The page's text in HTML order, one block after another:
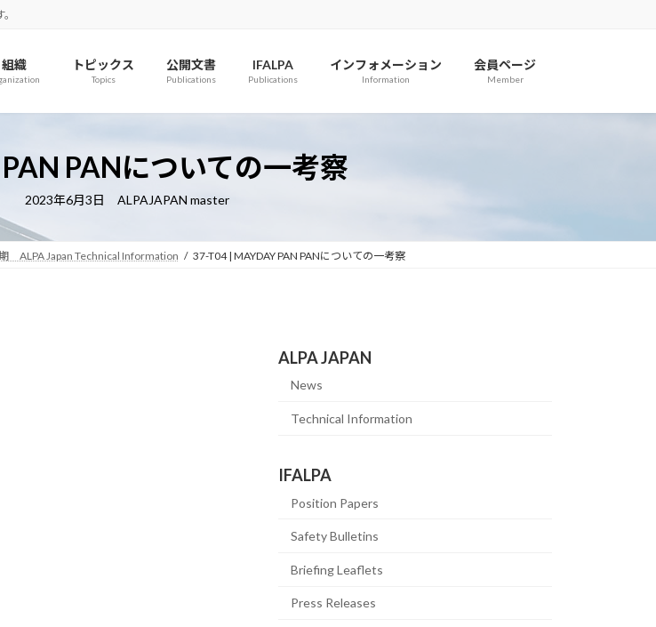
組織 トピックス
Topics
公開文書
Publications
IFALPA
Publications
インフォメーション
Information
会員ページ
Member
PANについての一考察
最
新
時
2023年6月3日 ALPAJAPAN master
ALPA Japan Technical Information 37-T04 | MAYDAY PAN PANについての一考察
ALPA JAPAN
News
Technical Information
IFALPA
Position Papers
Safety Bulletins
Briefing Leaflets
Press Releases